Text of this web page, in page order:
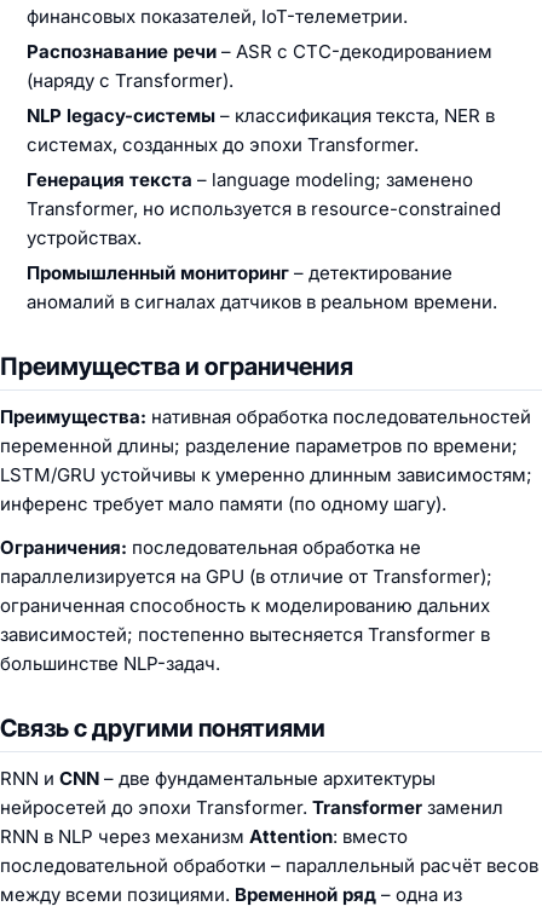
финансовых показателей, IoT-телеметрии.
Распознавание речи – ASR с CTC-декодированием
(наряду с Transformer).
NLP legacy-системы – классификация текста, NER в
системах, созданных до эпохи Transformer.
Генерация текста – language modeling; заменено
Transformer, но используется в resource-constrained
устройствах.
Промышленный мониторинг – детектирование
аномалий в сигналах датчиков в реальном времени.
Преимущества и ограничения
Преимущества: нативная обработка последовательностей
переменной длины; разделение параметров по времени;
LSTM/GRU устойчивы к умеренно длинным зависимостям;
инференс требует мало памяти (по одному шагу).
Ограничения: последовательная обработка не
параллелизируется на GPU (в отличие от Transformer);
ограниченная способность к моделированию дальних
зависимостей; постепенно вытесняется Transformer в
большинстве NLP-задач.
Связь с другими понятиями
RNN и CNN – две фундаментальные архитектуры
нейросетей до эпохи Transformer. Transformer заменил
RNN в NLP через механизм Attention: вместо
последовательной обработки – параллельный расчёт весов
между всеми позициями. Временной ряд – одна из